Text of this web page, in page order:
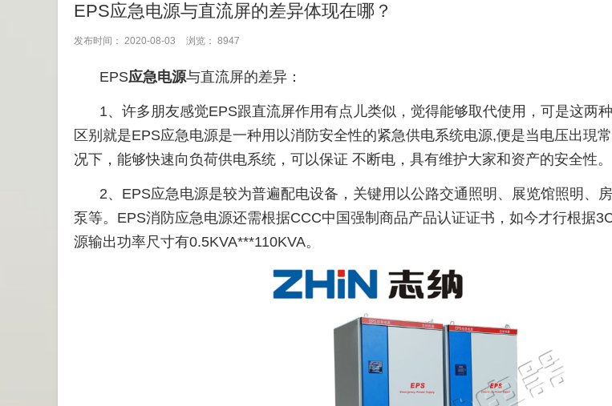
EPS应急电源与直流屏的差异体现在哪？
发布时间： 2020-08-03 浏览： 8947
EPS应急电源与直流屏的差异：
1、许多朋友感觉EPS跟直流屏作用有点儿类似，觉得能够取代使用，可是这两
区别就是EPS应急电源是一种用以消防安全性的紧急供电系统电源,便是当电压出現
况下，能够快速向负荷供电系统，可以保证 不断电，具有维护大家和资产的安全性。
2、EPS应急电源是较为普遍配电设备，关键用以公路交通照明、展览馆照明、
泵等。EPS消防应急电源还需根据CCC中国强制商品产品认证证书，如今才行根据
源输出功率尺寸有0.5KVA***110KVA。